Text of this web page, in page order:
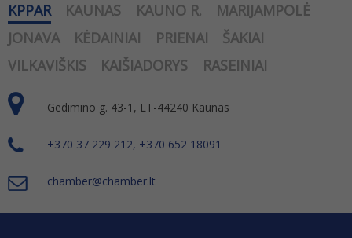
KPPAR KAUNAS KAUNO R.
MARIJAMPOLĖ
JONAVA
KĖDAINIAI PRIENAI
ŠAKIAI
VILKAVIŠKIS
KAIŠIADORYS RASEINIAI
Gedimino g. 43-1, LT-44240 Kaunas
+370 37 229 212, +370 652 18091
chamber@chamber.lt